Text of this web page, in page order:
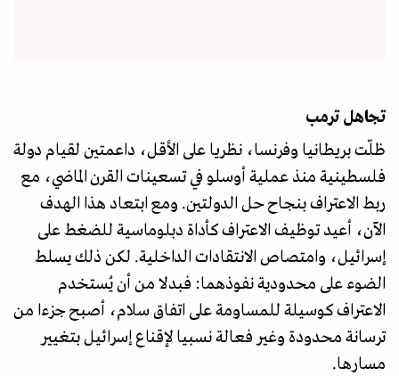
تجاهل ترمب
ظلّت بريطانيا وفرنسا، نظريا على الأقل، داعمتين لقيام دولة
فلسطينية منذ عملية أوسلو في تسعينات القرن الماضي، مع
ربط الاعتراف بنجاح حل الدولتين. ومع ابتعاد هذا الهدف
الآن، أعيد توظيف الاعتراف كأداة دبلوماسية للضغط على
إسرائيل، وامتصاص الانتقادات الداخلية. لكن ذلك يسلط
الضوء على محدودية نفوذهما: فبدلا من أن يُستخدم
الاعتراف كوسيلة للمساومة على اتفاق سلام، أصبح جزءا من
ترسانة محدودة وغير فعالة نسبيا لإقناع إسرائيل بتغيير
مسارها.